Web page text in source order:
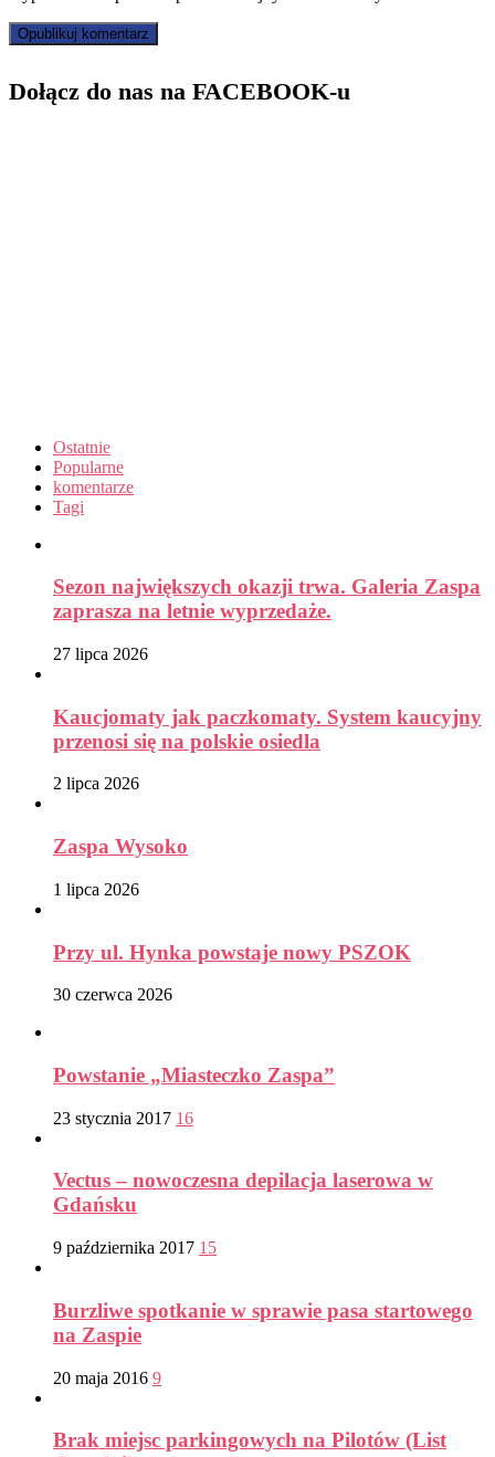
Dołącz do nas na FACEBOOK-u
Ostatnie
Popularne
komentarze
Tagi
Sezon największych okazji trwa. Galeria Zaspa
zaprasza na letnie wyprzedaże.
27 lipca 2026
Kaucjomaty jak paczkomaty. System kaucyjny
przenosi się na polskie osiedla
2 lipca 2026
Zaspa Wysoko
1 lipca 2026
Przy ul. Hynka powstaje nowy PSZOK
30 czerwca 2026
Powstanie „Miasteczko Zaspa”
23 stycznia 2017 16
Vectus – nowoczesna depilacja laserowa w
Gdańsku
9 października 2017 15
Burzliwe spotkanie w sprawie pasa startowego
na Zaspie
20 maja 2016 9
Brak miejsc parkingowych na Pilotów (List